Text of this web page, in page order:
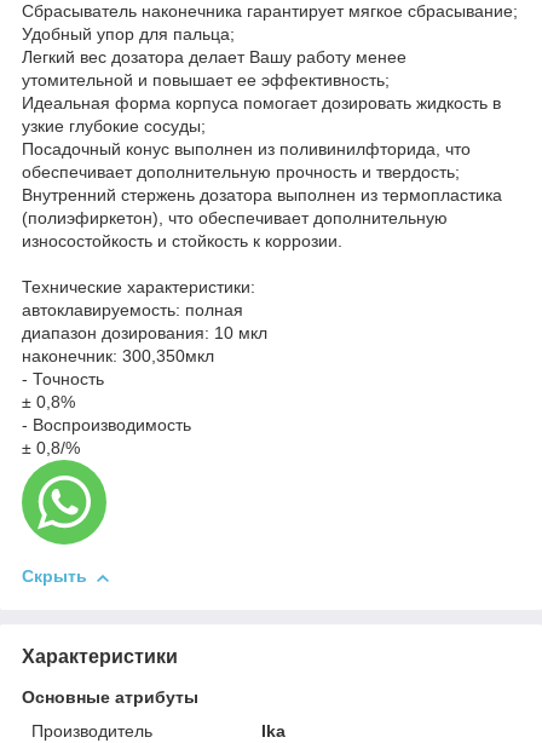
Сбрасыватель наконечника гарантирует мягкое сбрасывание;
Удобный упор для пальца;
Легкий вес дозатора делает Вашу работу менее
утомительной и повышает ее эффективность;
Идеальная форма корпуса помогает дозировать жидкость в
узкие глубокие сосуды;
Посадочный конус выполнен из поливинилфторида, что
обеспечивает дополнительную прочность и твердость;
Внутренний стержень дозатора выполнен из термопластика
(полиэфиркетон), что обеспечивает дополнительную
износостойкость и стойкость к коррозии.
Технические характеристики:
автоклавируемость: полная
диапазон дозирования: 10 мкл
наконечник: 300,350мкл
- Точность
± 0,8%
- Воспроизводимость
± 0,8/%
Скрыть
Характеристики
Основные атрибуты
Производитель
Ika